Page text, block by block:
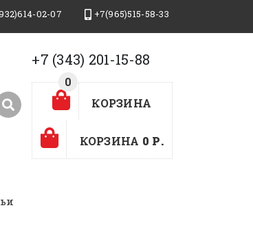
02-07 +7(965)515-58-33
+7 (343) 201-15-88
КОРЗИНА
0
КОРЗИНА 0 Р.
0